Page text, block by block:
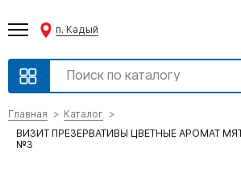
п. Кадый
Главная
Каталог
ВИЗИТ ПРЕЗЕРВАТИВЫ ЦВЕТНЫЕ АРОМАТ
№3